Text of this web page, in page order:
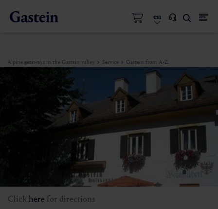
en
Alpine getaways in the Gastein valley Service Gastein from A-Z
Click here for directions